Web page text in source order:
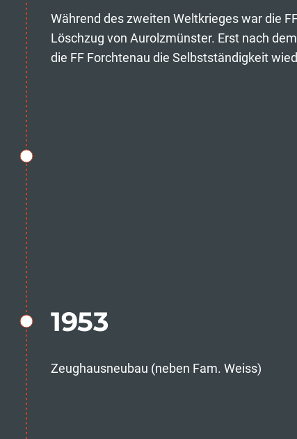
Während des zweiten Weltkrieges war die
Löschzug von Aurolzmünster. Erst nach
die FF Forchtenau die Selbstständigkeit
1953
Zeughausneubau (neben Fam. Weiss)